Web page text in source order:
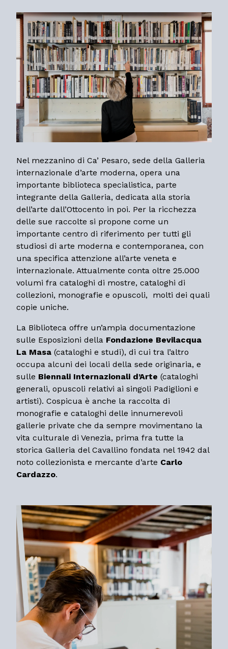
Nel mezzanino di Ca’ Pesaro, sede della Galleria
internazionale d’arte moderna, opera una
importante biblioteca specialistica, parte
integrante della Galleria, dedicata alla storia
dell’arte dall’Ottocento in poi. Per la ricchezza
delle sue raccolte si propone come un
importante centro di riferimento per tutti gli
studiosi di arte moderna e contemporanea, con
una specifica attenzione all’arte veneta e
internazionale. Attualmente conta oltre 25.000
volumi fra cataloghi di mostre, cataloghi di
collezioni, monografie e opuscoli, molti dei quali
copie uniche.
La Biblioteca offre un’ampia documentazione
sulle Esposizioni della Fondazione Bevilacqua
La Masa (cataloghi e studi), di cui tra l’altro
occupa alcuni dei locali della sede originaria, e
sulle Biennali Internazionali d’Arte (cataloghi
generali, opuscoli relativi ai singoli Padiglioni e
artisti). Cospicua è anche la raccolta di
monografie e cataloghi delle innumerevoli
gallerie private che da sempre movimentano la
vita culturale di Venezia, prima fra tutte la
storica Galleria del Cavallino fondata nel 1942 dal
noto collezionista e mercante d’arte Carlo
Cardazzo.